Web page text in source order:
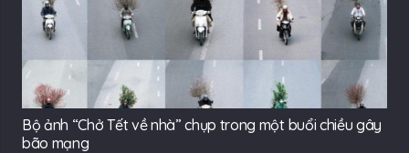
Bộ ảnh “Chở Tết về nhà” chụp trong một buổi chiều gây
bão mạng